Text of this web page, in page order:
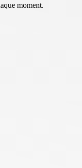
moment.